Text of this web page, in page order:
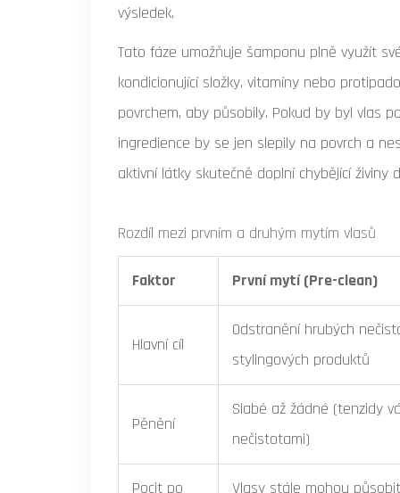
výsledek.
Tato fáze umožňuje šamponu plně využít
kondicionující složky, vitamíny nebo
povrchem, aby působily. Pokud by byl vlas
ingredience by se jen slepily na povrch a
aktivní látky skutečně doplní chybějící živiny
Rozdíl mezi prvním a druhým mytím vlasů
Faktor První mytí (Pre-clean)
Hlavní cíl
Odstranění hrubých
stylingových produktů
Pěnění
Slabé až žádné (tenzidy
nečistotami)
Pocit po Vlasy stále mohou